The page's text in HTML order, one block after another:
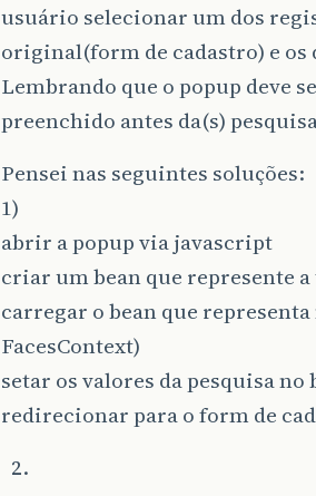
usuário selecionar um dos
original(form de cadastro) e os
Lembrando que o popup deve
preenchido antes da(s)
Pensei nas seguintes soluções:
1)
abrir a popup via javascript
criar um bean que represente
carregar o bean que
FacesContext)
setar os valores da pesquisa
redirecionar para o form de